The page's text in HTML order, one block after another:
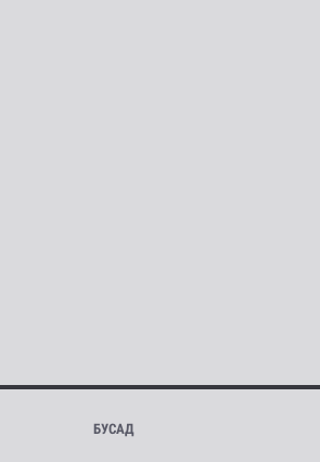
БУСАД